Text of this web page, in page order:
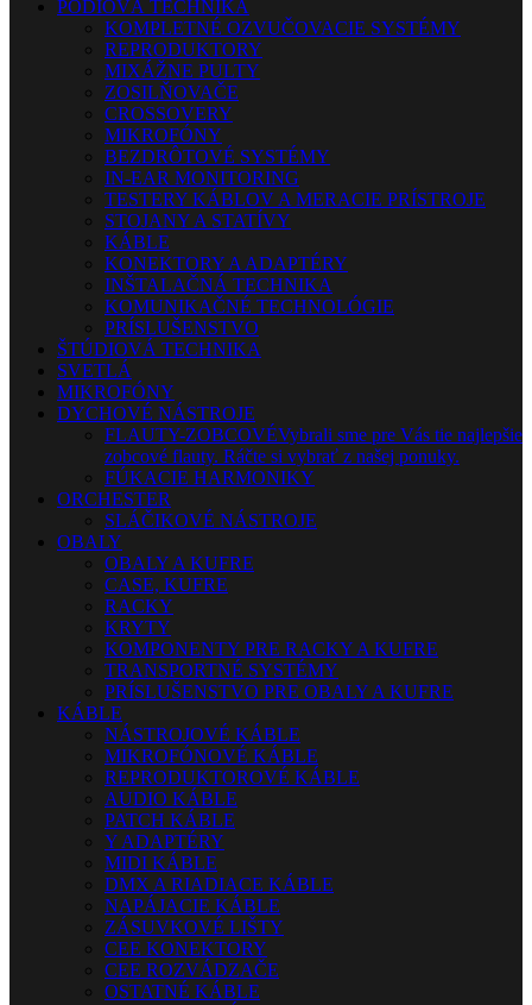
PÓDIOVÁ TECHNIKA
KOMPLETNÉ OZVUČOVACIE SYSTÉMY
REPRODUKTORY
MIXÁŽNE PULTY
ZOSILŇOVAČE
CROSSOVERY
MIKROFÓNY
BEZDRÔTOVÉ SYSTÉMY
IN-EAR MONITORING
TESTERY KÁBLOV A MERACIE PRÍSTROJE
STOJANY A STATÍVY
KÁBLE
KONEKTORY A ADAPTÉRY
INŠTALAČNÁ TECHNIKA
KOMUNIKAČNÉ TECHNOLÓGIE
PRÍSLUŠENSTVO
ŠTÚDIOVÁ TECHNIKA
SVETLÁ
MIKROFÓNY
DYCHOVÉ NÁSTROJE
FLAUTY-ZOBCOVÉVybrali sme pre Vás tie najlepšie
zobcové flauty. Ráčte si vybrať z našej ponuky.
FÚKACIE HARMONIKY
ORCHESTER
SLÁČIKOVÉ NÁSTROJE
OBALY
OBALY A KUFRE
CASE, KUFRE
RACKY
KRYTY
KOMPONENTY PRE RACKY A KUFRE
TRANSPORTNÉ SYSTÉMY
PRÍSLUŠENSTVO PRE OBALY A KUFRE
KÁBLE
NÁSTROJOVÉ KÁBLE
MIKROFÓNOVÉ KÁBLE
REPRODUKTOROVÉ KÁBLE
AUDIO KÁBLE
PATCH KÁBLE
Y ADAPTÉRY
MIDI KÁBLE
DMX A RIADIACE KÁBLE
NAPÁJACIE KÁBLE
ZÁSUVKOVÉ LIŠTY
CEE KONEKTORY
CEE ROZVÁDZAČE
OSTATNÉ KÁBLE